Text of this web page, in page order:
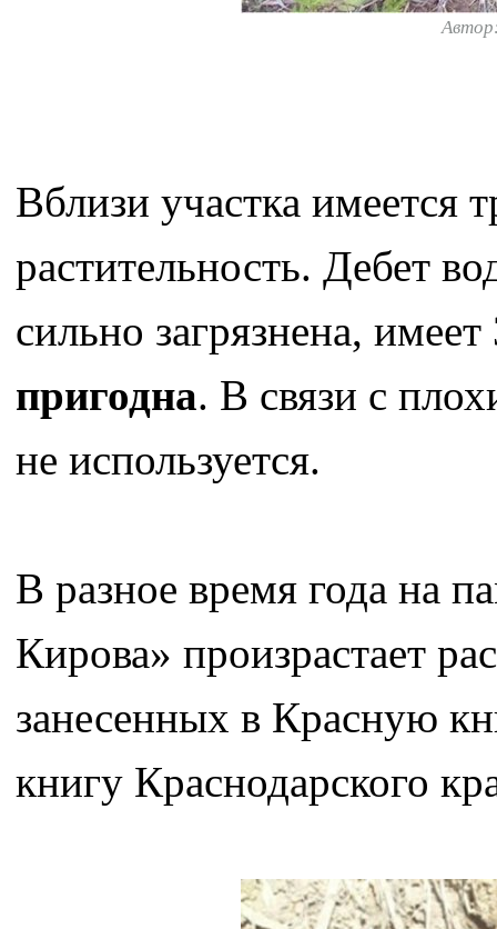
Вблизи участка имеется
растительность. Дебет
сильно загрязнена,
пригодна. В связи с
не используется.
В разное время года на
Кирова» произрастает
занесенных в Красную
книгу Краснодарского